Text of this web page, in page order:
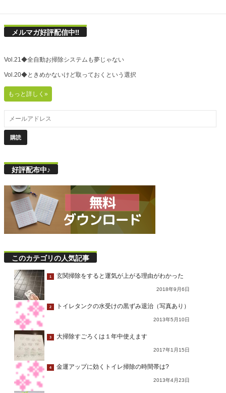
メルマガ好評配信中!!
Vol.21◆全自動お掃除システムも夢じゃない
Vol.20◆ときめかないけど取っておくという選択
もっと詳しく»
好評配布中♪
このカテゴリの人気記事
1 玄関掃除をすると運気が上がる理由がわかった
2018年9月6日
2 トイレタンクの水受けの黒ずみ退治（写真あり）
2013年5月10日
3 大掃除すごろくは１年中使えます
2017年1月15日
4 金運アップに効くトイレ掃除の時間帯は?
2013年4月23日